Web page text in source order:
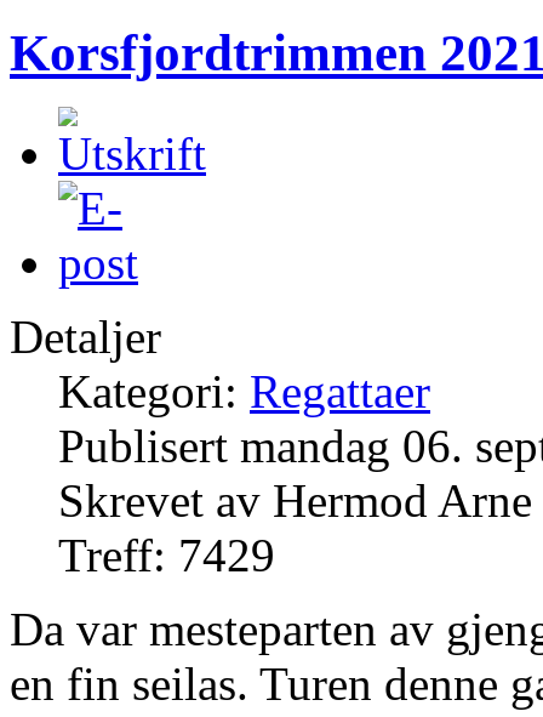
Korsfjordtrimmen
Detaljer
Kategori: Regattaer
Publisert mandag 06.
Skrevet av Hermod
Treff: 7429
Da var mesteparten av
en fin seilas. Turen denne